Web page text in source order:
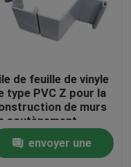
de feuille de vinyle
type PVC Z pour la
de murs
soutènement
envoyer une